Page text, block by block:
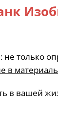
не только
в
в вашей